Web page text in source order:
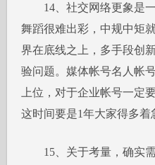
14、社交网络更象是一
舞蹈很难出彩，中规中矩
界在底线之上，多手段创
验问题。媒体帐号名人帐
上位，对于企业帐号一定
这时间要是1年大家得多着
15、关于考量，确实需